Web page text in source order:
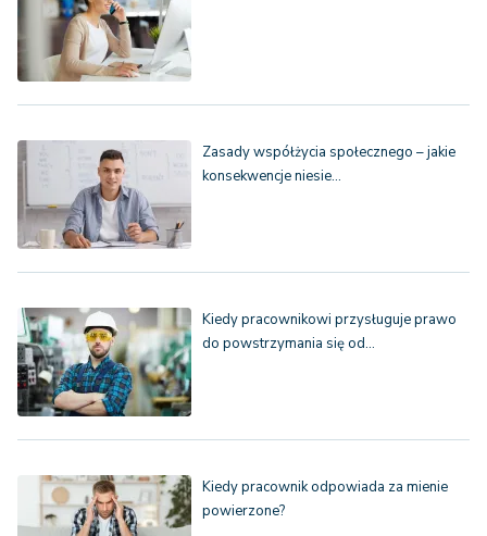
Zasady współżycia społecznego – jakie
konsekwencje niesie…
Kiedy pracownikowi przysługuje prawo
do powstrzymania się od…
Kiedy pracownik odpowiada za mienie
powierzone?